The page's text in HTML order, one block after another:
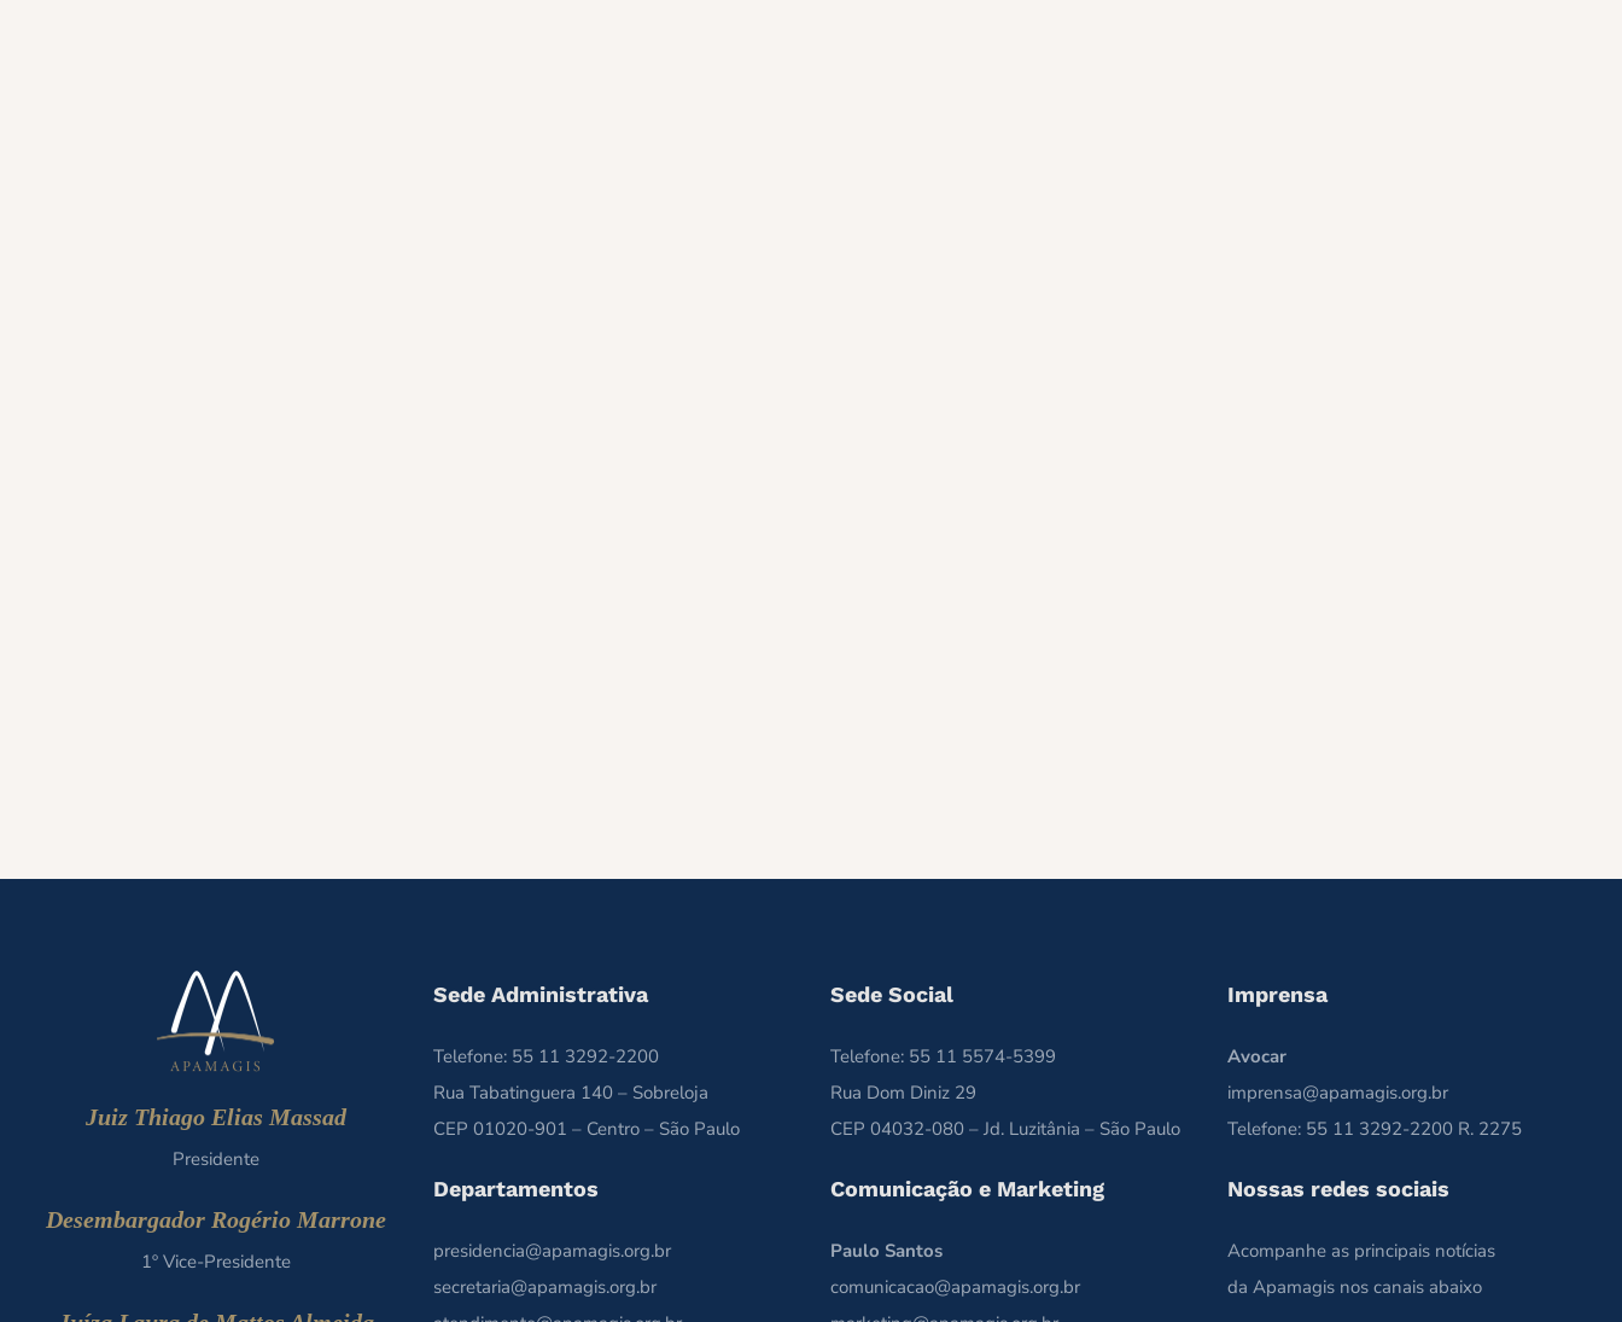
Juiz Thiago Elias Massad
Presidente
Desembargador Rogério Marrone
1º Vice-Presidente
Sede Administrativa
Telefone: 55 11 3292-2200
Rua Tabatinguera 140 – Sobreloja
CEP 01020-901 – Centro – São Paulo
Departamentos
presidencia@apamagis.org.br
secretaria@apamagis.org.br
Sede Social
Telefone: 55 11 5574-5399
Rua Dom Diniz 29
CEP 04032-080 – Jd. Luzitânia – São Paulo
Comunicação e Marketing
Paulo Santos
comunicacao@apamagis.org.br
Imprensa
Avocar
imprensa@apamagis.org.br
Telefone: 55 11 3292-2200 R. 2275
Nossas redes sociais
Acompanhe as principais notícias
da Apamagis nos canais abaixo